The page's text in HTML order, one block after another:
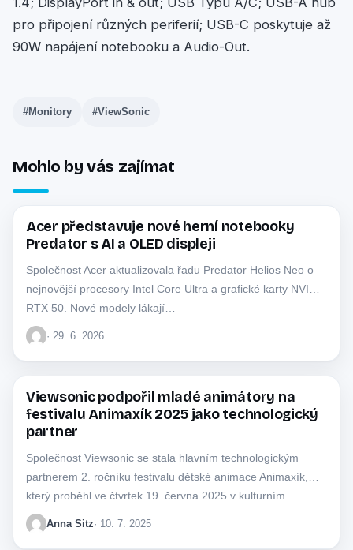
pro připojení různých periferií; USB-C poskytuje až
90W napájení notebooku a Audio-Out.
#Monitory #ViewSonic
Mohlo by vás zajímat
ACER
Acer představuje nové herní notebooky
Predator s AI a OLED displeji
Společnost Acer aktualizovala řadu Predator Helios Neo o
nejnovější procesory Intel Core Ultra a grafické karty NVIDIA
RTX 50. Nové modely lákají…
· 29. 6. 2026
MONITORY
Viewsonic podpořil mladé animátory na
festivalu Animaxík 2025 jako technologický
partner
Společnost Viewsonic se stala hlavním technologickým
partnerem 2. ročníku festivalu dětské animace Animaxík,
který proběhl ve čtvrtek 19. června 2025 v kulturním…
Anna Sitz· 10. 7. 2025